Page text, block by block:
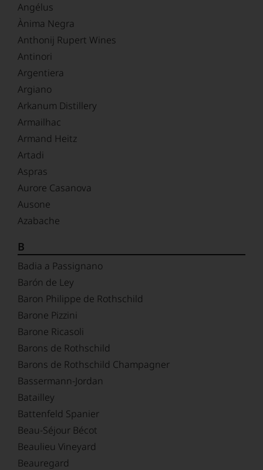
Angélus
Ànima Negra
Anthonij Rupert Wines
Antinori
Argentiera
Argiano
Arkanum Distillery
Armailhac
Armand Heitz
Artadi
Aspras
Aurore Casanova
Ausone
Azabache
B
Badia a Passignano
Barón de Ley
Baron Philippe de Rothschild
Barone Pizzini
Barone Ricasoli
Barons de Rothschild
Barons de Rothschild Champagner
Bassermann-Jordan
Batailley
Battenfeld Spanier
Beau-Séjour Bécot
Beaulieu Vineyard
Beauregard